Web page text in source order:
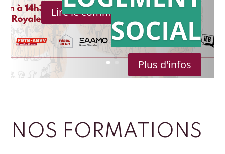
Lire le communiqué de presse
SOCIAL
Plus d'infos
NOS FORMATIONS